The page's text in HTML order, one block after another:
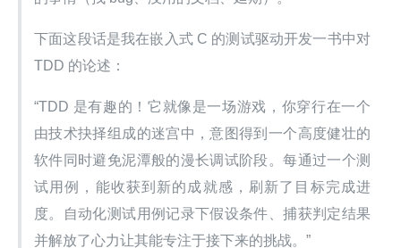
下面这段话是我在嵌入式 C 的测试驱动开发一书中对
TDD 的论述：
“TDD 是有趣的！它就像是一场游戏，你穿行在一个
由技术抉择组成的迷宫中，意图得到一个高度健壮的
软件同时避免泥潭般的漫长调试阶段。每通过一个测
试用例，能收获到新的成就感，刷新了目标完成进
度。自动化测试用例记录下假设条件、捕获判定结果
并解放了心力让其能专注于接下来的挑战。”